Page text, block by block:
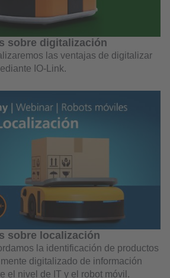
sobre digitalización
las ventajas de digitalizar
IO-Link.
sobre localización
la identificación de productos
digitalizado de información
el nivel de IT y el robot móvil.